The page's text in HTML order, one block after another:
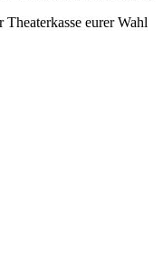
eurer Wahl